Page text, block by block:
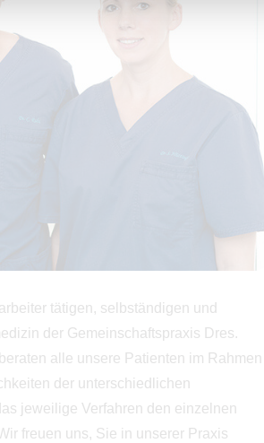
tätigen, selbständigen und
der Gemeinschaftspraxis Dres.
alle unsere Patienten im Rahmen
der unterschiedlichen
jeweilige Verfahren den einzelnen
freuen uns, Sie in unserer Praxis